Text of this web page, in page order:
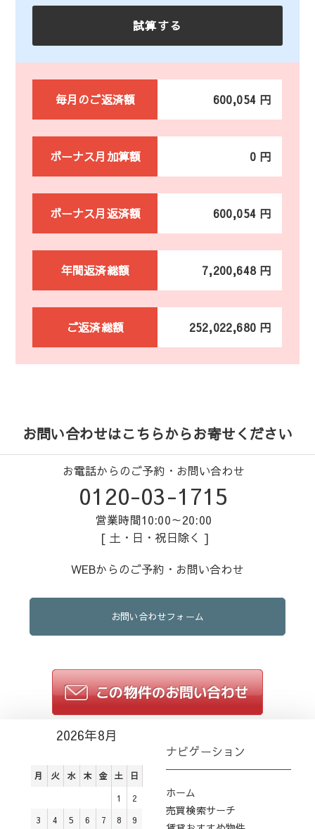
毎月のご返済額 600,054 円
ボーナス月加算額 0 円
ボーナス月返済額 600,054 円
年間返済総額 7,200,648 円
ご返済総額 252,022,680 円
お問い合わせはこちらからお寄せください
お電話からのご予約・お問い合わせ
0120-03-1715
営業時間10:00～20:00
[ 土・日・祝日除く ]
WEBからのご予約・お問い合わせ
お問い合わせフォーム
2026年8月
月 火 水 木 金 土 日
1
2
3
4 5 6 7 8 9
ナビゲーション
ホーム
売買検索サーチ